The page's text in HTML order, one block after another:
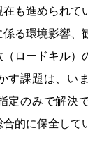
も進められて
る環境影響、
ロードキル）
す課題は、い
定のみで解決
合的に保全して